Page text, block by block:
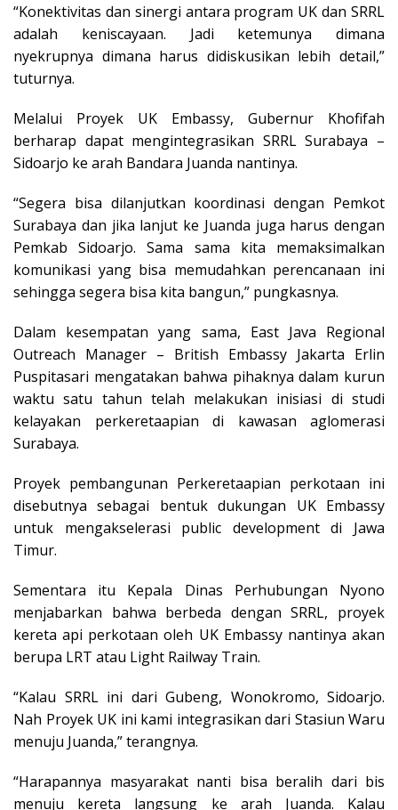
“Konektivitas dan sinergi antara program UK dan SRRL
adalah keniscayaan. Jadi ketemunya dimana
nyekrupnya dimana harus didiskusikan lebih detail,”
tuturnya.
Melalui Proyek UK Embassy, Gubernur Khofifah
berharap dapat mengintegrasikan SRRL Surabaya –
Sidoarjo ke arah Bandara Juanda nantinya.
“Segera bisa dilanjutkan koordinasi dengan Pemkot
Surabaya dan jika lanjut ke Juanda juga harus dengan
Pemkab Sidoarjo. Sama sama kita memaksimalkan
komunikasi yang bisa memudahkan perencanaan ini
sehingga segera bisa kita bangun,” pungkasnya.
Dalam kesempatan yang sama, East Java Regional
Outreach Manager – British Embassy Jakarta Erlin
Puspitasari mengatakan bahwa pihaknya dalam kurun
waktu satu tahun telah melakukan inisiasi di studi
kelayakan perkeretaapian di kawasan aglomerasi
Surabaya.
Proyek pembangunan Perkeretaapian perkotaan ini
disebutnya sebagai bentuk dukungan UK Embassy
untuk mengakselerasi public development di Jawa
Timur.
Sementara itu Kepala Dinas Perhubungan Nyono
menjabarkan bahwa berbeda dengan SRRL, proyek
kereta api perkotaan oleh UK Embassy nantinya akan
berupa LRT atau Light Railway Train.
“Kalau SRRL ini dari Gubeng, Wonokromo, Sidoarjo.
Nah Proyek UK ini kami integrasikan dari Stasiun Waru
menuju Juanda,” terangnya.
“Harapannya masyarakat nanti bisa beralih dari bis
menuju kereta langsung ke arah Juanda. Kalau